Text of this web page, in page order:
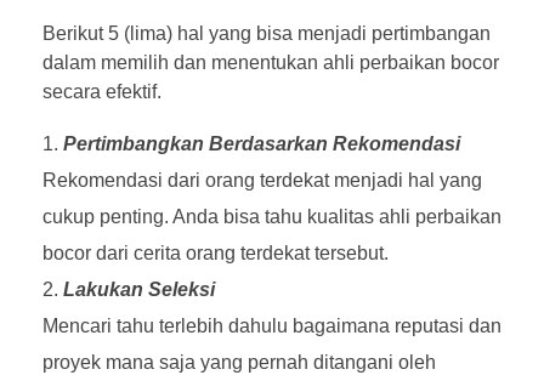
Berikut 5 (lima) hal yang bisa menjadi pertimbangan
dalam memilih dan menentukan ahli perbaikan bocor
secara efektif.
Pertimbangkan Berdasarkan Rekomendasi
Rekomendasi dari orang terdekat menjadi hal yang
cukup penting. Anda bisa tahu kualitas ahli perbaikan
bocor dari cerita orang terdekat tersebut.
Lakukan Seleksi
Mencari tahu terlebih dahulu bagaimana reputasi dan
proyek mana saja yang pernah ditangani oleh